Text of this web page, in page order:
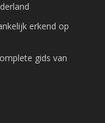
erkend op
gids van